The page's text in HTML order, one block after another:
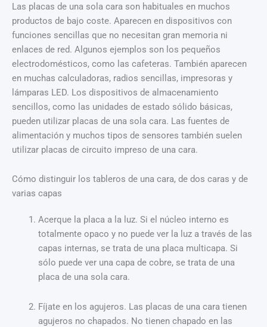
Las placas de una sola cara son habituales en muchos
productos de bajo coste. Aparecen en dispositivos con
funciones sencillas que no necesitan gran memoria ni
enlaces de red. Algunos ejemplos son los pequeños
electrodomésticos, como las cafeteras. También aparecen
en muchas calculadoras, radios sencillas, impresoras y
lámparas LED. Los dispositivos de almacenamiento
sencillos, como las unidades de estado sólido básicas,
pueden utilizar placas de una sola cara. Las fuentes de
alimentación y muchos tipos de sensores también suelen
utilizar placas de circuito impreso de una cara.
Cómo distinguir los tableros de una cara, de dos caras y de
varias capas
Acerque la placa a la luz. Si el núcleo interno es
totalmente opaco y no puede ver la luz a través de las
capas internas, se trata de una placa multicapa. Si
sólo puede ver una capa de cobre, se trata de una
placa de una sola cara.
Fíjate en los agujeros. Las placas de una cara tienen
agujeros no chapados. No tienen chapado en las